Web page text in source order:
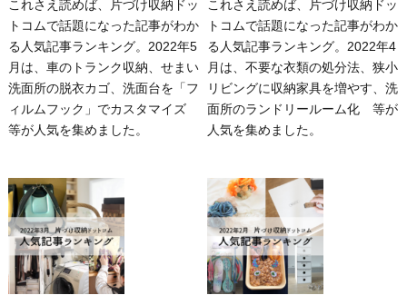
これさえ読めば、片づけ収納ドッ
トコムで話題になった記事がわか
る人気記事ランキング。2022年5
月は、車のトランク収納、せまい
洗面所の脱衣カゴ、洗面台を「フ
ィルムフック」でカスタマイズ
等が人気を集めました。
これさえ読めば、片づけ収納ドッ
トコムで話題になった記事がわか
る人気記事ランキング。2022年4
月は、不要な衣類の処分法、狭小
リビングに収納家具を増やす、洗
面所のランドリールーム化 等が
人気を集めました。